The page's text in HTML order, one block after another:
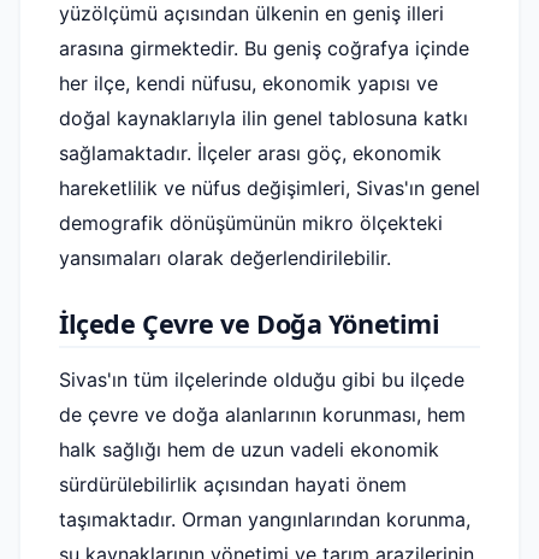
yüzölçümü açısından ülkenin en geniş illeri
arasına girmektedir. Bu geniş coğrafya içinde
her ilçe, kendi nüfusu, ekonomik yapısı ve
doğal kaynaklarıyla ilin genel tablosuna katkı
sağlamaktadır. İlçeler arası göç, ekonomik
hareketlilik ve nüfus değişimleri, Sivas'ın genel
demografik dönüşümünün mikro ölçekteki
yansımaları olarak değerlendirilebilir.
İlçede Çevre ve Doğa Yönetimi
Sivas'ın tüm ilçelerinde olduğu gibi bu ilçede
de çevre ve doğa alanlarının korunması, hem
halk sağlığı hem de uzun vadeli ekonomik
sürdürülebilirlik açısından hayati önem
taşımaktadır. Orman yangınlarından korunma,